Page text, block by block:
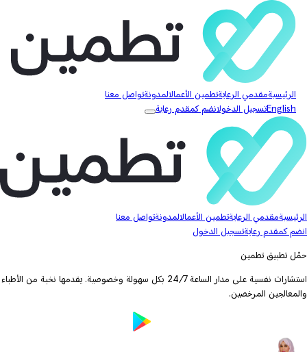
الرئيسيةمقدمي الرعايةتطمين الأعمالالمدونةتواصل معنا
Englishتسجيل الدخولانضم كمقدم رعاية
الرئيسيةمقدمي الرعايةتطمين الأعمالالمدونةتواصل معنا
انضم كمقدم رعايةتسجيل الدخول
حمّل تطبيق تطمين
استشارات نفسية على مدار الساعة 24/7 بكل سهولة وخصوصية. يقدمها نخبة من الأطباء
والمعالجين المرخصين.